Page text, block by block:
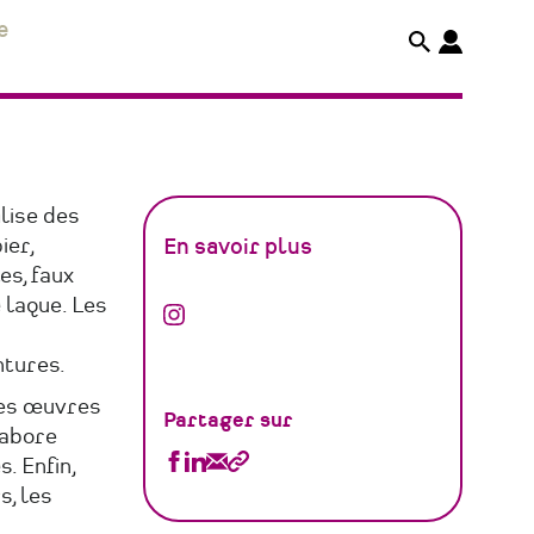
des
faux
Les
œuvres
Enfin,
les
En savoir plus
AtelierTrente
et
patrimoine
Partager sur
Partager
Partager
Partager
Copier